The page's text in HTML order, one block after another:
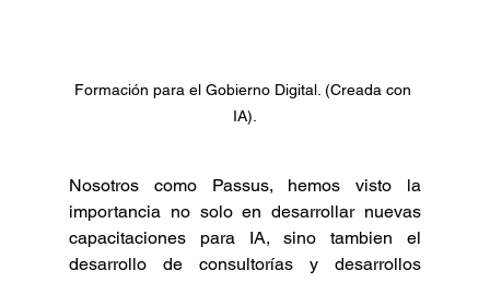
Formación para el Gobierno Digital. (Creada con
IA).
Nosotros como Passus, hemos visto la
importancia no solo en desarrollar nuevas
capacitaciones para IA, sino tambien el
desarrollo de consultorías y desarrollos